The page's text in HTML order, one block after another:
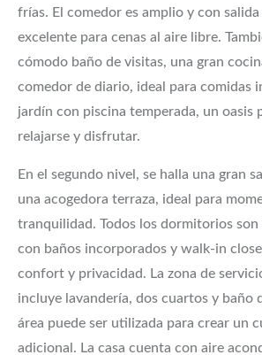
frías. El comedor es amplio y con
excelente para cenas al aire libre.
cómodo baño de visitas, una gran
comedor de diario, ideal para comidas
jardín con piscina temperada, un oasis
relajarse y disfrutar.
En el segundo nivel, se halla una gran
una acogedora terraza, ideal para
tranquilidad. Todos los dormitorios son
con baños incorporados y walk-in
confort y privacidad. La zona de
incluye lavandería, dos cuartos y baño
área puede ser utilizada para crear un
adicional. La casa cuenta con aire